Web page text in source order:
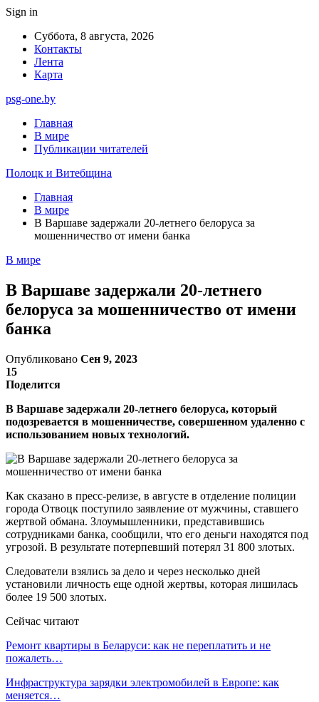
Sign in
Суббота, 8 августа, 2026
Контакты
Лента
Карта
psg-one.by
Главная
В мире
Публикации читателей
Полоцк и Витебщина
Главная
В мире
В Варшаве задержали 20-летнего белоруса за
мошенничество от имени банка
В мире
В Варшаве задержали 20-летнего
белоруса за мошенничество от имени
банка
Опубликовано Сен 9, 2023
15
Поделится
В Варшаве задержали 20-летнего белоруса, который
подозревается в мошенничестве, совершенном удаленно с
использованием новых технологий.
Как сказано в пресс-релизе, в августе в отделение полиции
города Отвоцк поступило заявление от мужчины, ставшего
жертвой обмана. Злоумышленники, представившись
сотрудниками банка, сообщили, что его деньги находятся под
угрозой. В результате потерпевший потерял 31 800 злотых.
Следователи взялись за дело и через несколько дней
установили личность еще одной жертвы, которая лишилась
более 19 500 злотых.
Сейчас читают
Ремонт квартиры в Беларуси: как не переплатить и не
пожалеть…
Инфраструктура зарядки электромобилей в Европе: как
меняется…